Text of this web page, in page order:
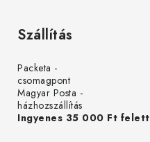
Szállítás
Packeta -
csomagpont
Magyar Posta -
házhozszállítás
Ingyenes 35 000 Ft felett